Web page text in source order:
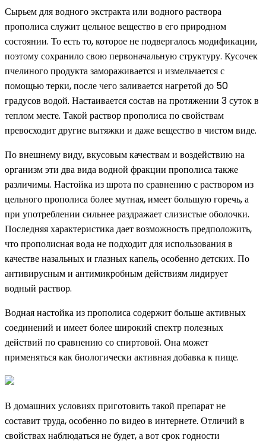
Сырьем для водного экстракта или водного раствора
прополиса служит цельное вещество в его природном
состоянии. То есть то, которое не подвергалось модификации,
поэтому сохранило свою первоначальную структуру. Кусочек
пчелиного продукта замораживается и измельчается с
помощью терки, после чего заливается нагретой до 50
градусов водой. Настаивается состав на протяжении 3 суток в
теплом месте. Такой раствор прополиса по свойствам
превосходит другие вытяжки и даже вещество в чистом виде.
По внешнему виду, вкусовым качествам и воздействию на
организм эти два вида водной фракции прополиса также
различимы. Настойка из шрота по сравнению с раствором из
цельного прополиса более мутная, имеет большую горечь, а
при употреблении сильнее раздражает слизистые оболочки.
Последняя характеристика дает возможность предположить,
что прополисная вода не подходит для использования в
качестве назальных и глазных капель, особенно детских. По
антивирусным и антимикробным действиям лидирует
водный раствор.
Водная настойка из прополиса содержит больше активных
соединений и имеет более широкий спектр полезных
действий по сравнению со спиртовой. Она может
применяться как биологически активная добавка к пище.
В домашних условиях приготовить такой препарат не
составит труда, особенно по видео в интернете. Отличий в
свойствах наблюдаться не будет, а вот срок годности